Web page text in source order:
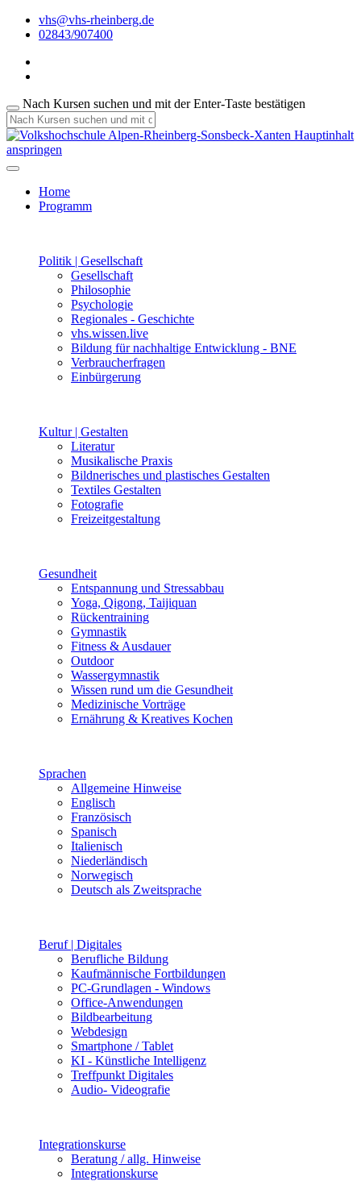
vhs@vhs-rheinberg.de
02843/907400
Nach Kursen suchen und mit der Enter-Taste bestätigen
Hauptinhalt
anspringen
Home
Programm
Politik | Gesellschaft
Gesellschaft
Philosophie
Psychologie
Regionales - Geschichte
vhs.wissen.live
Bildung für nachhaltige Entwicklung - BNE
Verbraucherfragen
Einbürgerung
Kultur | Gestalten
Literatur
Musikalische Praxis
Bildnerisches und plastisches Gestalten
Textiles Gestalten
Fotografie
Freizeitgestaltung
Gesundheit
Entspannung und Stressabbau
Yoga, Qigong, Taijiquan
Rückentraining
Gymnastik
Fitness & Ausdauer
Outdoor
Wassergymnastik
Wissen rund um die Gesundheit
Medizinische Vorträge
Ernährung & Kreatives Kochen
Sprachen
Allgemeine Hinweise
Englisch
Französisch
Spanisch
Italienisch
Niederländisch
Norwegisch
Deutsch als Zweitsprache
Beruf | Digitales
Berufliche Bildung
Kaufmännische Fortbildungen
PC-Grundlagen - Windows
Office-Anwendungen
Bildbearbeitung
Webdesign
Smartphone / Tablet
KI - Künstliche Intelligenz
Treffpunkt Digitales
Audio- Videografie
Integrationskurse
Beratung / allg. Hinweise
Integrationskurse